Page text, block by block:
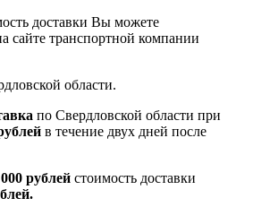
доставки Вы можете
сайте транспортной компании
области.
по Свердловской области при
в течение двух дней после
рублей стоимость доставки